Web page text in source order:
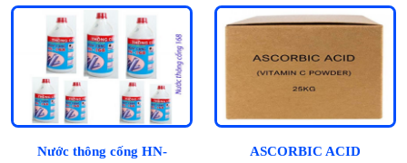
Nước thông cống HN-
ASCORBIC ACID